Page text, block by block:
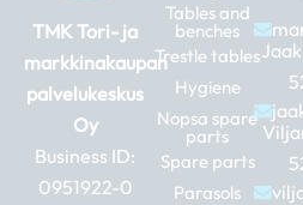
TMK Tori- ja
markkinakaupan
palvelukeskus
Oy
Business ID:
0951922-0
Tables and
benches
Trestle tables
Hygiene
Nopsa spare
parts
Spare parts
Parasols